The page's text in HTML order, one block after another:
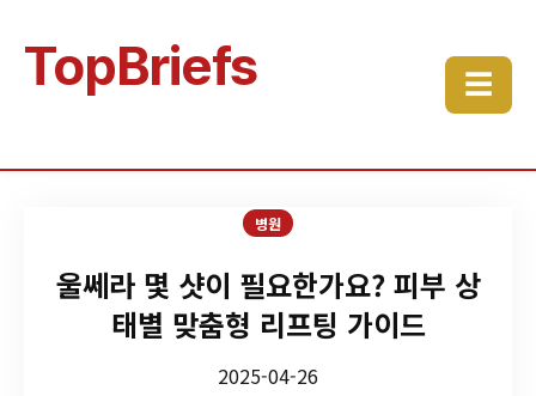
TopBriefs ☰
병원
울쎄라 몇 샷이 필요한가요? 피부 상
태별 맞춤형 리프팅 가이드
2025-04-26